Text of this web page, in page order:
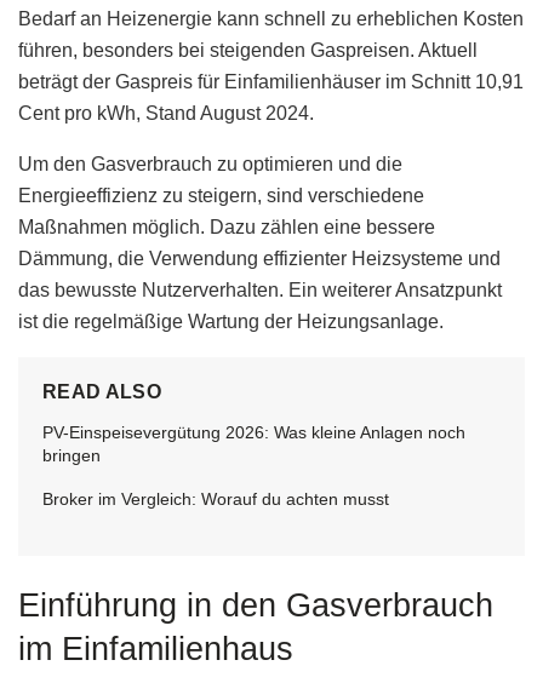
Bedarf an Heizenergie kann schnell zu erheblichen Kosten
führen, besonders bei steigenden Gaspreisen. Aktuell
beträgt der Gaspreis für Einfamilienhäuser im Schnitt 10,91
Cent pro kWh, Stand August 2024.
Um den Gasverbrauch zu optimieren und die
Energieeffizienz zu steigern, sind verschiedene
Maßnahmen möglich. Dazu zählen eine bessere
Dämmung, die Verwendung effizienter Heizsysteme und
das bewusste Nutzerverhalten. Ein weiterer Ansatzpunkt
ist die regelmäßige Wartung der Heizungsanlage.
READ ALSO
PV-Einspeisevergütung 2026: Was kleine Anlagen noch
bringen
Broker im Vergleich: Worauf du achten musst
Einführung in den Gasverbrauch
im Einfamilienhaus